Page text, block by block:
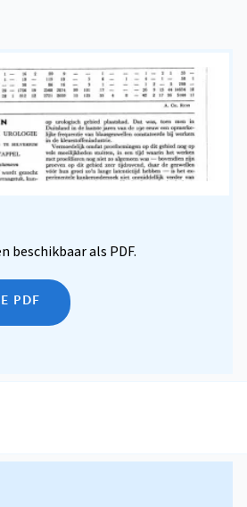
beschikbaar als PDF.
PDF